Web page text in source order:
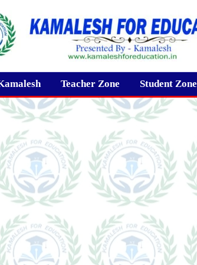
Teacher Zone Student Zone